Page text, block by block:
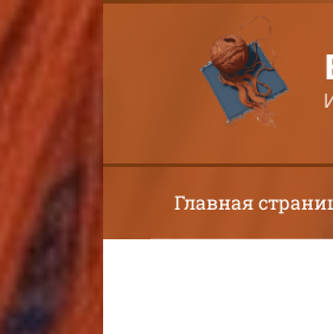
Перейти
к
контенту
Главная